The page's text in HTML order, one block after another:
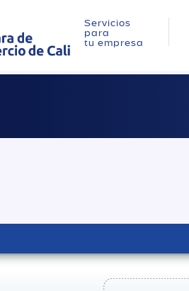
Servicios
para
tu empresa